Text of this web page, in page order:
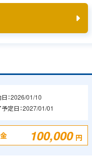
：2026/01/10
定日：2027/01/01
100,000 円